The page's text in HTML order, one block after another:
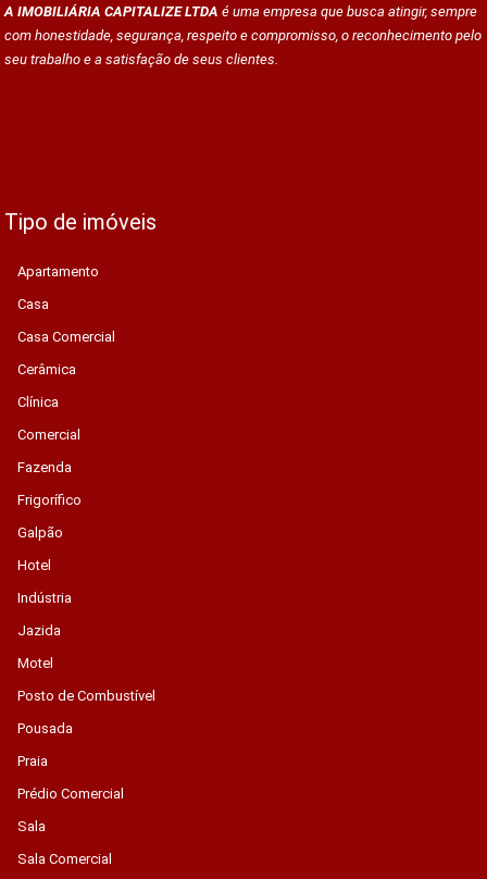
A IMOBILIÁRIA CAPITALIZE LTDA é uma empresa que busca atingir, sempre
com honestidade, segurança, respeito e compromisso, o reconhecimento pelo
seu trabalho e a satisfação de seus clientes.
Tipo de imóveis
Apartamento
Casa
Casa Comercial
Cerâmica
Clínica
Comercial
Fazenda
Frigorífico
Galpão
Hotel
Indústria
Jazida
Motel
Posto de Combustível
Pousada
Praia
Prédio Comercial
Sala
Sala Comercial